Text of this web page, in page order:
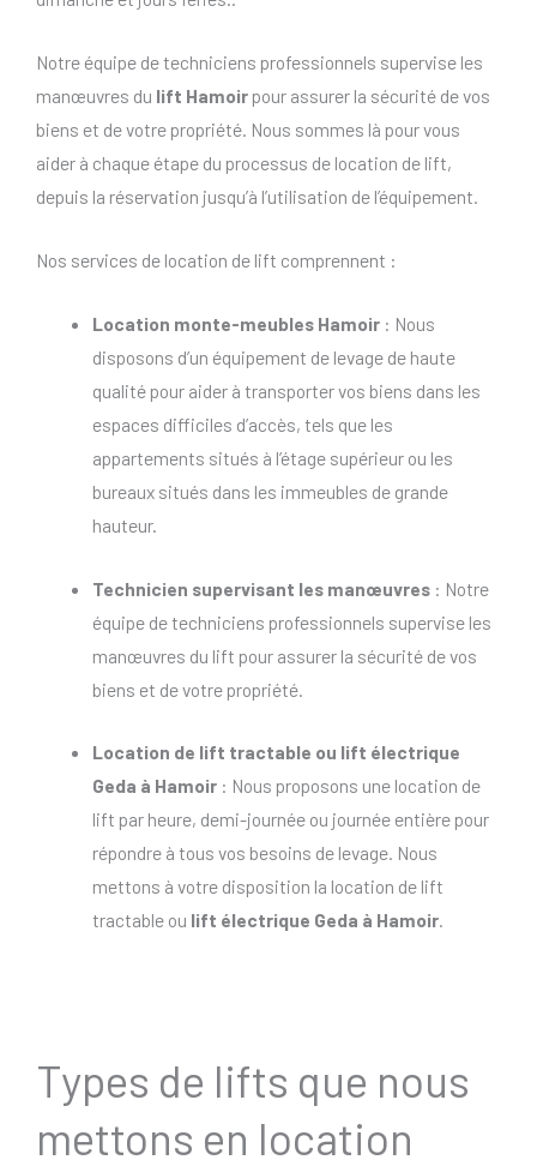
Notre équipe de techniciens professionnels supervise les
manœuvres du lift Hamoir pour assurer la sécurité de vos
biens et de votre propriété. Nous sommes là pour vous
aider à chaque étape du processus de location de lift,
depuis la réservation jusqu’à l’utilisation de l’équipement.
Nos services de location de lift comprennent :
Location monte-meubles Hamoir: Nous
disposons d’un équipement de levage de haute
qualité pour aider à transporter vos biens dans les
espaces difficiles d’accès, tels que les
appartements situés à l’étage supérieur ou les
bureaux situés dans les immeubles de grande
hauteur.
Technicien supervisant les manœuvres: Notre
équipe de techniciens professionnels supervise les
manœuvres du lift pour assurer la sécurité de vos
biens et de votre propriété.
Location de lift tractable ou lift électrique
Geda à Hamoir : Nous proposons une location de
lift par heure, demi-journée ou journée entière pour
répondre à tous vos besoins de levage. Nous
mettons à votre disposition la location de lift
tractable ou lift électrique Geda à Hamoir.
Types de lifts que nous
mettons en location